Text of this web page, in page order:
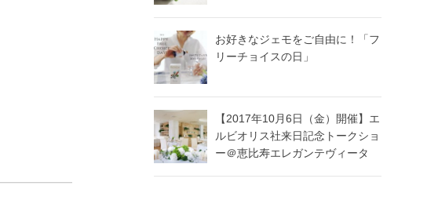
お好きなジェモをご自由に！「フ
リーチョイスの日」
【2017年10月6日（金）開催】エ
ルビオリス社来日記念トークショ
ー＠恵比寿エレガンテヴィータ